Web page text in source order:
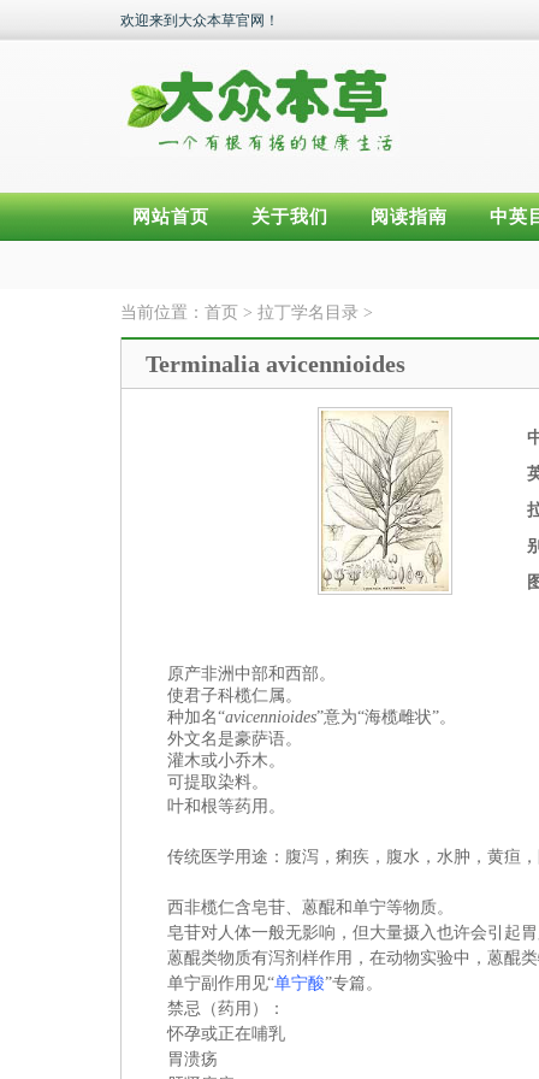
欢迎来到大众本草官网！
网站首页 关于我们 阅读指南 中英
当前位置： 首页 > 拉丁学名目录 >
Terminalia avicennioides
原产非洲中部和西部。
使君子科榄仁属。
种加名“avicennioides”意为“海榄雌状”。
外文名是豪萨语。
灌木或小乔木。
可提取染料。
叶和根等药用。
传统医学用途：腹泻，痢疾，腹水，水肿，黄疸
西非榄仁含皂苷、蒽醌和单宁等物质。
皂苷对人体一般无影响，但大量摄入也许会引起
蒽醌类物质有泻剂样作用，在动物实验中，蒽醌
单宁副作用见 “单宁酸”专篇。
禁忌（药用）：
怀孕或正在哺乳
胃溃疡